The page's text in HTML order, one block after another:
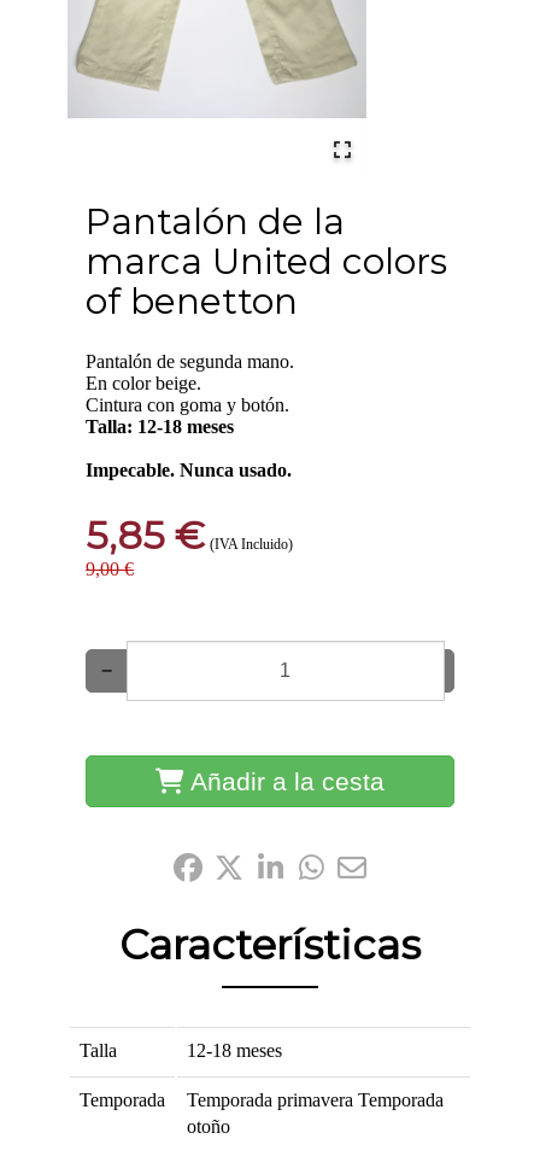
Pantalón de la
marca United colors
of benetton
Pantalón de segunda mano.
En color beige.
Cintura con goma y botón.
Talla: 12-18 meses
Impecable. Nunca usado.
5,85 € (IVA Incluido)
9,00 €
−
Añadir a la cesta
Características
Talla 12-18 meses
Temporada Temporada primavera Temporada
otoño